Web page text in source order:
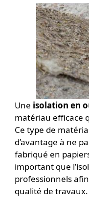
Une isolation en
matériau efficace
Ce type de
d’avantage à ne
fabriqué en
important que
professionnels
qualité de travaux.